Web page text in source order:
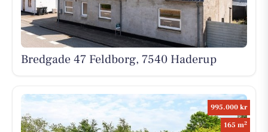
Bredgade 47 Feldborg, 7540 Haderup
995.000 kr
165 m2